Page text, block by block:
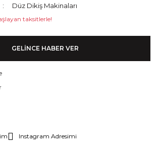
Düz Dikiş Makinaları
taksitlerle!
GELİNCE HABER VER
Instagram Adresimi